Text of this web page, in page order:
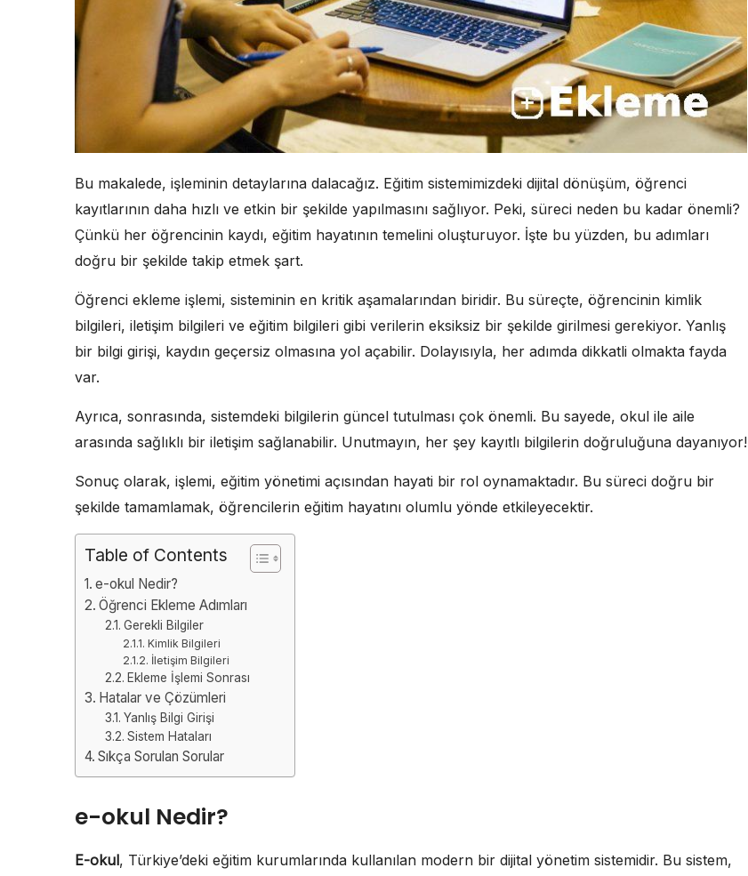
Bu makalede, işleminin detaylarına dalacağız. Eğitim sistemimizdeki dijital dönüşüm, öğrenci
kayıtlarının daha hızlı ve etkin bir şekilde yapılmasını sağlıyor. Peki, süreci neden bu kadar önemli?
Çünkü her öğrencinin kaydı, eğitim hayatının temelini oluşturuyor. İşte bu yüzden, bu adımları
doğru bir şekilde takip etmek şart.
Öğrenci ekleme işlemi, sisteminin en kritik aşamalarından biridir. Bu süreçte, öğrencinin kimlik
bilgileri, iletişim bilgileri ve eğitim bilgileri gibi verilerin eksiksiz bir şekilde girilmesi gerekiyor. Yanlış
bir bilgi girişi, kaydın geçersiz olmasına yol açabilir. Dolayısıyla, her adımda dikkatli olmakta fayda
var.
Ayrıca, sonrasında, sistemdeki bilgilerin güncel tutulması çok önemli. Bu sayede, okul ile aile
arasında sağlıklı bir iletişim sağlanabilir. Unutmayın, her şey kayıtlı bilgilerin doğruluğuna dayanıyor!
Sonuç olarak, işlemi, eğitim yönetimi açısından hayati bir rol oynamaktadır. Bu süreci doğru bir
şekilde tamamlamak, öğrencilerin eğitim hayatını olumlu yönde etkileyecektir.
Table of Contents
e-okul Nedir?
Öğrenci Ekleme Adımları
Gerekli Bilgiler
Kimlik Bilgileri
İletişim Bilgileri
Ekleme İşlemi Sonrası
Hatalar ve Çözümleri
Yanlış Bilgi Girişi
Sistem Hataları
Sıkça Sorulan Sorular
e-okul Nedir?
E-okul, Türkiye’deki eğitim kurumlarında kullanılan modern bir dijital yönetim sistemidir. Bu sistem,